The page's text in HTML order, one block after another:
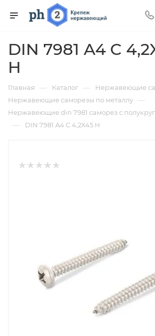
DIN 7981 A4 C
H
Главная — Каталог — Нержавеющие
Нержавеющие саморезы по металлу —
Нержавеющие din 7981 саморез с
— DIN 7981 A4 C 4,2X45 H